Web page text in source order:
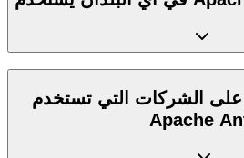
الشركات التي تستخدم